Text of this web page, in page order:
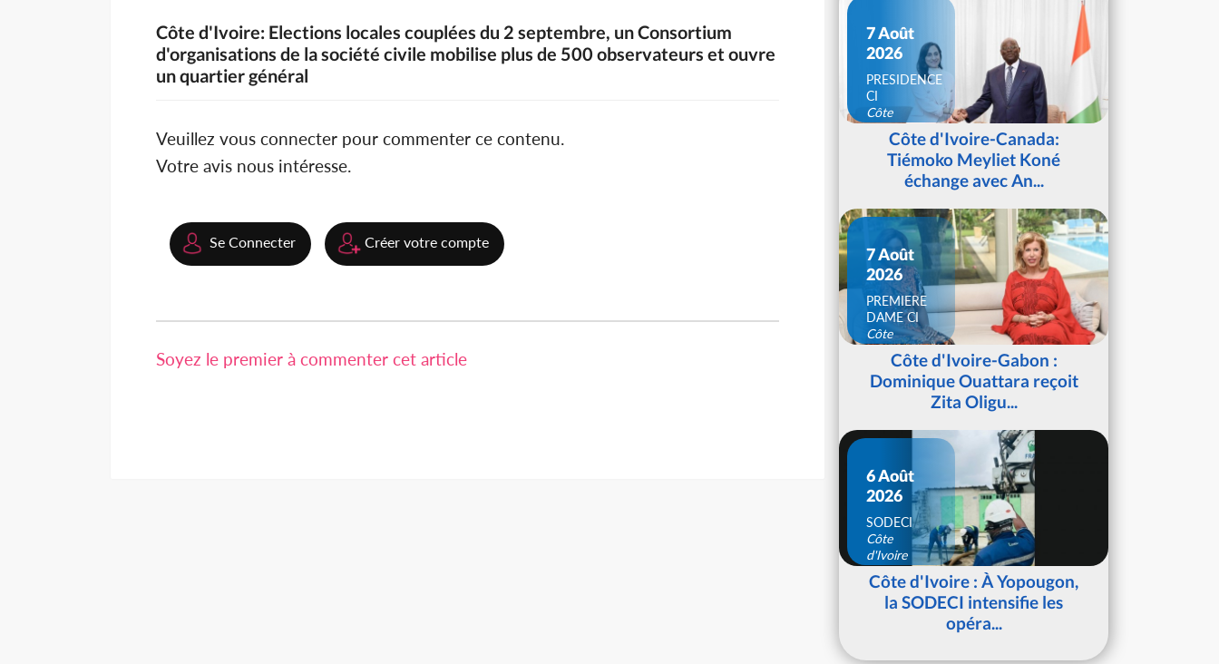
Côte d'Ivoire: Elections locales couplées du 2 septembre, un Consortium
d'organisations de la société civile mobilise plus de 500 observateurs et ouvre
un quartier général
Veuillez vous connecter pour commenter ce contenu.
Votre avis nous intéresse.
Se Connecter Créer votre compte
Soyez le premier à commenter cet article
7 Août
2026
PRESIDENCE
CI
Côte
d'IvoireCôte d'Ivoire-Canada:
Tiémoko Meyliet Koné
échange avec An...
7 Août
2026
PREMIERE
DAME CI
Côte
d'IvoireCôte d'Ivoire-Gabon :
Dominique Ouattara reçoit
Zita Oligu...
6 Août
2026
SODECI
Côte
d'Ivoire
Côte d'Ivoire : À Yopougon,
la SODECI intensifie les
opéra...